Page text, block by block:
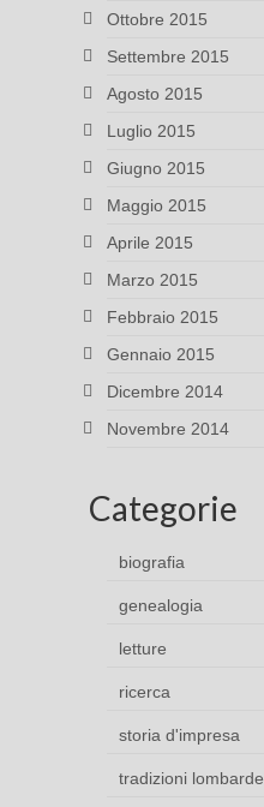
Ottobre 2015
Settembre 2015
Agosto 2015
Luglio 2015
Giugno 2015
Maggio 2015
Aprile 2015
Marzo 2015
Febbraio 2015
Gennaio 2015
Dicembre 2014
Novembre 2014
Categorie
biografia
genealogia
letture
ricerca
storia d'impresa
tradizioni lombarde